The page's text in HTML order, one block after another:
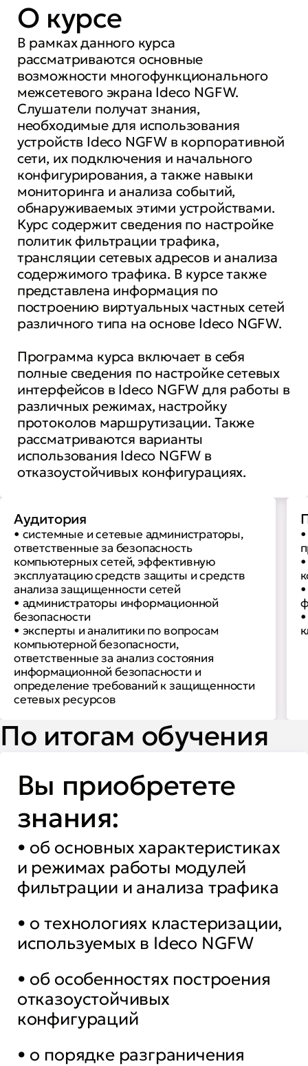
О курсе
В рамках данного курса
рассматриваются основные
возможности многофункционального
межсетевого экрана Ideco NGFW.
Слушатели получат знания,
необходимые для использования
устройств Ideco NGFW в корпоративной
сети, их подключения и начального
конфигурирования, а также навыки
мониторинга и анализа событий,
обнаруживаемых этими устройствами.
Курс содержит сведения по настройке
политик фильтрации трафика,
трансляции сетевых адресов и анализа
содержимого трафика. В курсе также
представлена информация по
построению виртуальных частных сетей
различного типа на основе Ideco NGFW.
Программа курса включает в себя
полные сведения по настройке сетевых
интерфейсов в Ideco NGFW для работы в
различных режимах, настройку
протоколов маршрутизации. Также
рассматриваются варианты
использования Ideco NGFW в
отказоустойчивых конфигурациях.
Аудитория
• системные и сетевые администраторы,
ответственные за безопасность
компьютерных сетей, эффективную
эксплуатацию средств защиты и средств
анализа защищенности сетей
• администраторы информационной
безопасности
• эксперты и аналитики по вопросам
компьютерной безопасности,
ответственные за анализ состояния
информационной безопасности и
определение требований к защищенности
сетевых ресурсов
По итогам обучения
Вы приобретете
знания:
• об основных характеристиках
и режимах работы модулей
фильтрации и анализа трафика
• о технологиях кластеризации,
используемых в Ideco NGFW
• об особенностях построения
отказоустойчивых
конфигураций
• о порядке разграничения